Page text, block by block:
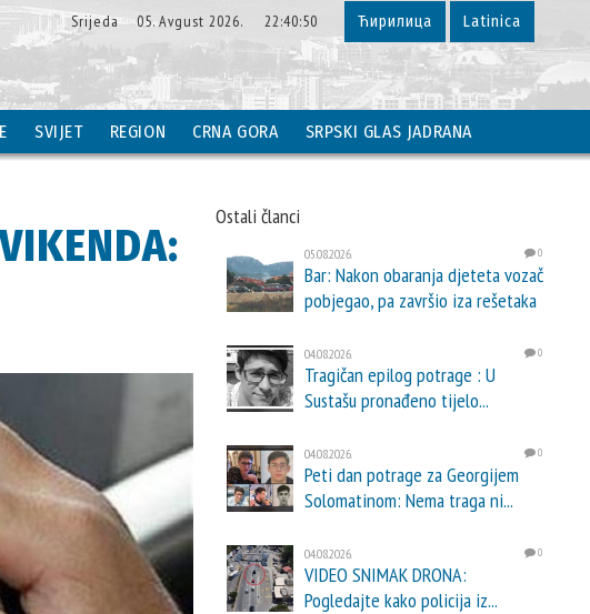
Srijeda 05. Avgust 2026. 22:40:51 Ћирилица Latinica
SVIJET REGION CRNA GORA SRPSKI GLAS JADRANA
Ostali članci
05.08.2026. 0
Bar: Nakon obaranja djeteta vozač
pobjegao, pa završio iza rešetaka
04.08.2026. 0
Tragičan epilog potrage : U
Sustašu pronađeno tijelo...
04.08.2026. 0
Peti dan potrage za Georgijem
Solomatinom: Nema traga ni...
04.08.2026. 0
VIDEO SNIMAK DRONA:
Pogledajte kako policija iz...